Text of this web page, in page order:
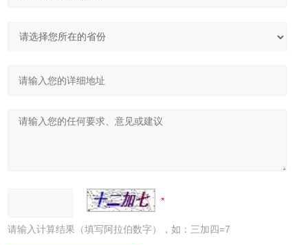
请输入计算结果（填写阿拉伯数字），如：三加四=7